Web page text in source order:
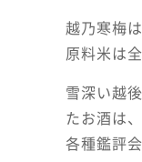
越乃寒梅
原料米は
雪深い越
たお酒は
各種鑑評